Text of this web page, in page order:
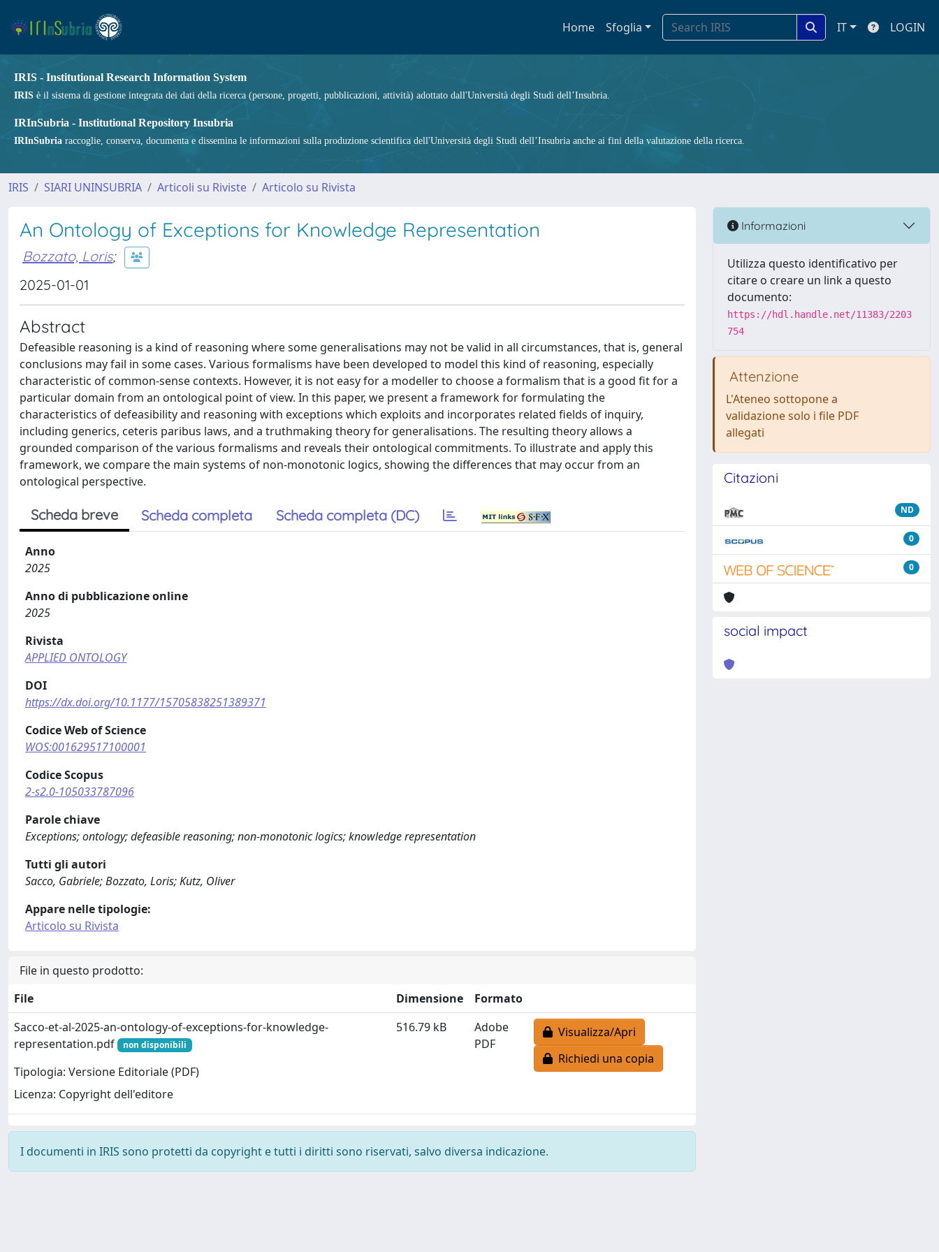
Home Sfoglia IT LOGIN
IRIS - Institutional Research Information System
IRIS è il sistema di gestione integrata dei dati della ricerca (persone, progetti, pubblicazioni, attività) adottato dall'Università degli Studi dell’Insubria.
IRInSubria - Institutional Repository Insubria
IRInSubria raccoglie, conserva, documenta e dissemina le informazioni sulla produzione scientifica dell'Università degli Studi dell’Insubria anche ai fini della valutazione della ricerca.
IRIS SIARI UNINSUBRIA Articoli su Riviste Articolo su Rivista
An Ontology of Exceptions for Knowledge Representation
Bozzato, Loris;
2025-01-01
Abstract
Defeasible reasoning is a kind of reasoning where some generalisations may not be valid in all circumstances, that is, general
conclusions may fail in some cases. Various formalisms have been developed to model this kind of reasoning, especially
characteristic of common-sense contexts. However, it is not easy for a modeller to choose a formalism that is a good fit for a
particular domain from an ontological point of view. In this paper, we present a framework for formulating the
characteristics of defeasibility and reasoning with exceptions which exploits and incorporates related fields of inquiry,
including generics, ceteris paribus laws, and a truthmaking theory for generalisations. The resulting theory allows a
grounded comparison of the various formalisms and reveals their ontological commitments. To illustrate and apply this
framework, we compare the main systems of non-monotonic logics, showing the differences that may occur from an
ontological perspective.
Scheda breve Scheda completa Scheda completa (DC)
Anno
2025
Anno di pubblicazione online
2025
Rivista
APPLIED ONTOLOGY
DOI
https://dx.doi.org/10.1177/15705838251389371
Codice Web of Science
WOS:001629517100001
Codice Scopus
2-s2.0-105033787096
Parole chiave
Exceptions; ontology; defeasible reasoning; non-monotonic logics; knowledge representation
Tutti gli autori
Sacco, Gabriele; Bozzato, Loris; Kutz, Oliver
Appare nelle tipologie:
Articolo su Rivista
File in questo prodotto:
File
Dimensione
Formato
Sacco-et-al-2025-an-ontology-of-exceptions-for-knowledge-
representation.pdf
non disponibili
Tipologia: Versione Editoriale (PDF)
Licenza: Copyright dell'editore
516.79 kB
Adobe
PDF
Visualizza/Apri
Richiedi una copia
I documenti in IRIS sono protetti da copyright e tutti i diritti sono riservati, salvo diversa indicazione.
Informazioni
Utilizza questo identificativo per
citare o creare un link a questo
documento:
https://hdl.handle.net/11383/2203
754
Attenzione
L'Ateneo sottopone a
validazione solo i file PDF
allegati
Citazioni
ND
0
0
social impact